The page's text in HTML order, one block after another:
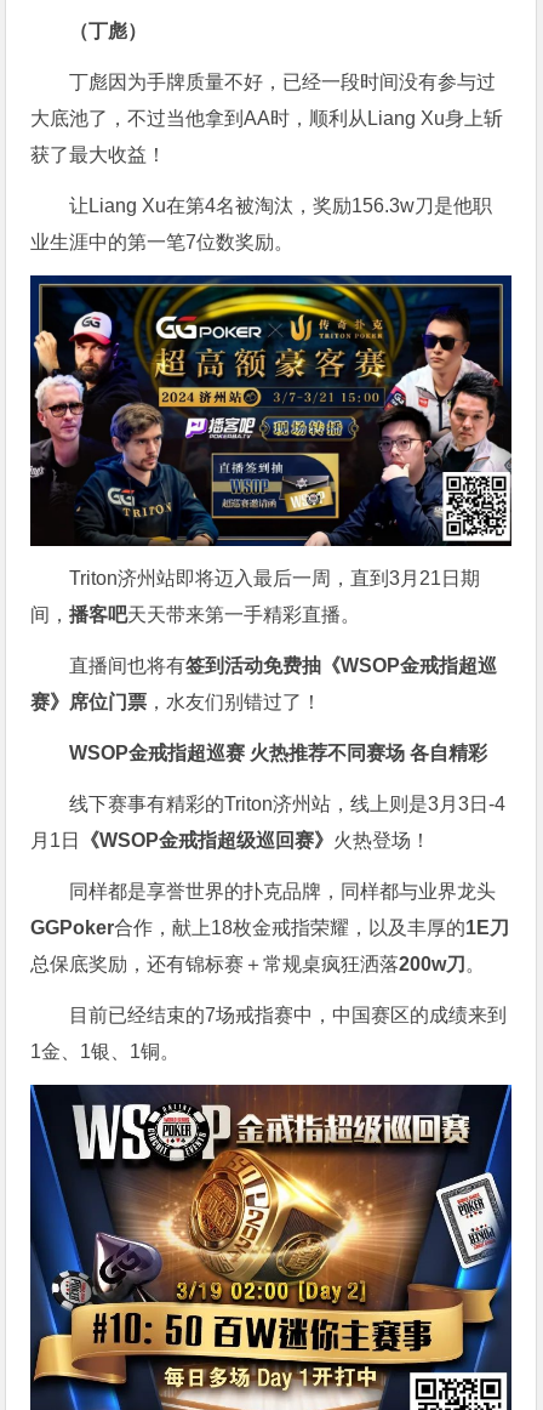
（丁彪）
丁彪因为手牌质量不好，已经一段时间没有参与过
大底池了，不过当他拿到AA时，顺利从Liang Xu身上斩
获了最大收益！
让Liang Xu在第4名被淘汰，奖励156.3w刀是他职
业生涯中的第一笔7位数奖励。
Triton济州站即将迈入最后一周，直到3月21日期
间，播客吧天天带来第一手精彩直播。
直播间也将有签到活动免费抽《WSOP金戒指超巡
赛》席位门票 ，水友们别错过了！
WSOP金戒指超巡赛 火热推荐不同赛场 各自精彩
线下赛事有精彩的Triton济州站，线上则是3月3日-4
月1日
《WSOP金戒指超级巡回赛》 火热登场！
同样都是享誉世界的扑克品牌，同样都与业界龙头
GGPoker合作，献上18枚金戒指荣耀，以及丰厚的1E刀
总保底奖励，还有锦标赛＋常规桌疯狂洒落200w刀 。
目前已经结束的7场戒指赛中，中国赛区的成绩来到
1金、1银、1铜。